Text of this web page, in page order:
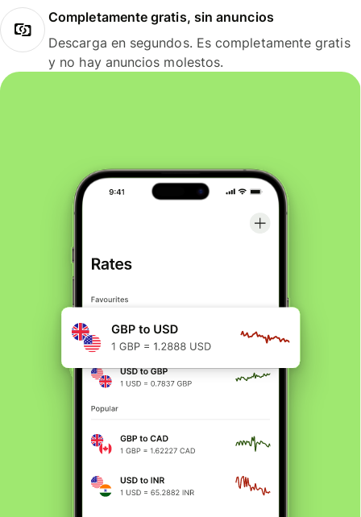
Completamente gratis, sin anuncios
Descarga en segundos. Es completamente gratis
y no hay anuncios molestos.